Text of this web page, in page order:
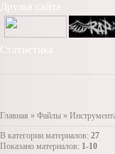
Друзья сайта
Статистика
Главная » Файлы »
В категории материалов: 27
Показано материалов: 1-10